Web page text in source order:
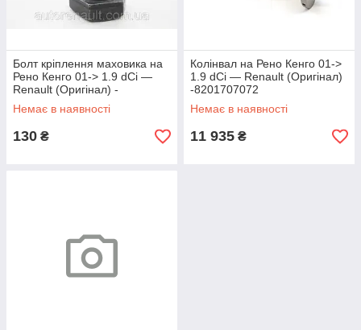
Болт кріплення маховика на
Рено Кенго 01-> 1.9 dCi —
Renault (Оригінал) -
7700709182
Немає в наявності
130 ₴
Колінвал на Рено Кенго 01->
1.9 dCi — Renault (Оригінал)
-8201707072
Немає в наявності
11 935 ₴